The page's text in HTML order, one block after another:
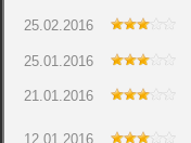
25.02.2016
25.01.2016
21.01.2016
12.01.2016